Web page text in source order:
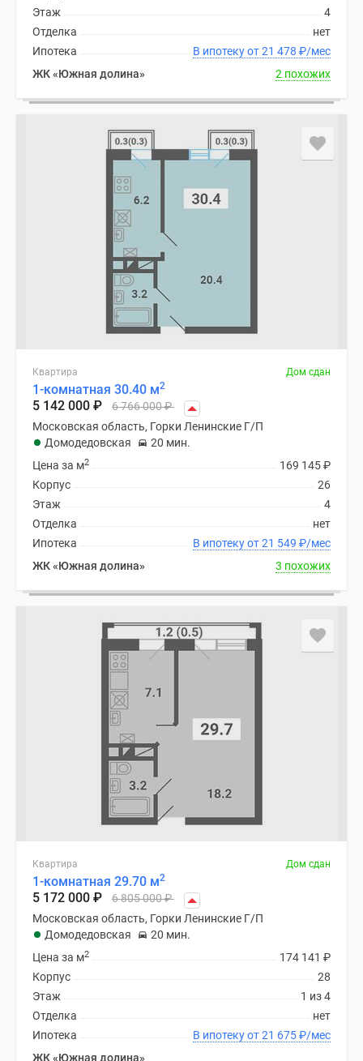
4
Этаж
нет
Отделка
В ипотеку от 21 478 ₽/мес
Ипотека
ЖК «Южная долина»
2 похожих
Квартира Дом сдан
1-комнатная 30.40 м2
5 142 000 ₽ 6 766 000₽
Московская область, Горки Ленинские Г/П
Домодедовская
20 мин.
169 145₽
Цена за м2
26
Корпус
4
Этаж
нет
Отделка
В ипотеку от 21 549 ₽/мес
Ипотека
ЖК «Южная долина»
3 похожих
Квартира Дом сдан
1-комнатная 29.70 м2
5 172 000 ₽ 6 805 000₽
Московская область, Горки Ленинские Г/П
Домодедовская
20 мин.
174 141 ₽
Цена за м2
28
Корпус
1 из 4
Этаж
нет
Отделка
В ипотеку от 21 675₽/мес
Ипотека
ЖК «Южная долина»